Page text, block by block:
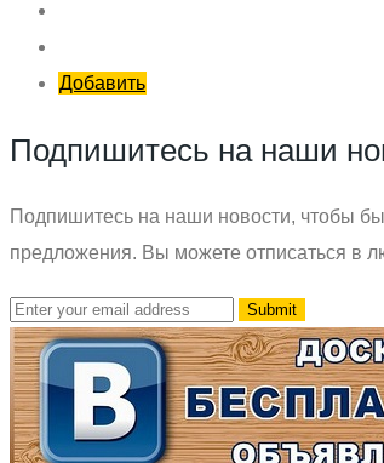
Добавить
Подпишитесь на наши
Подпишитесь на наши новости, чтобы
предложения. Вы можете отписаться в